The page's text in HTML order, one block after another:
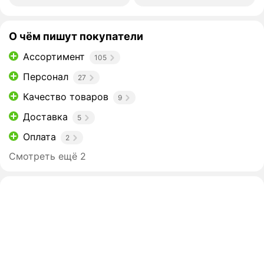
О чём пишут покупатели
Ассортимент 105
Персонал 27
Качество товаров 9
Доставка 5
Оплата 2
Смотреть ещё 2